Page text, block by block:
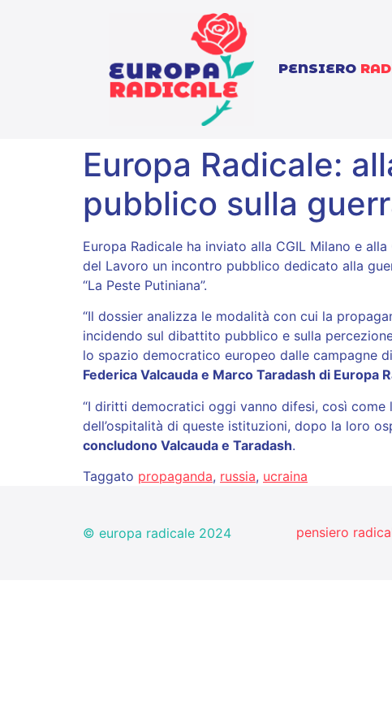
PENSIERO
Europa Radicale:
pubblico sulla
Europa Radicale ha inviato alla CGIL Milano e
del Lavoro un incontro pubblico dedicato alla
“La Peste Putiniana”.
“Il dossier analizza le modalità con cui la
incidendo sul dibattito pubblico e sulla
lo spazio democratico europeo dalle campagne
Federica Valcauda e Marco Taradash di Europa
“I diritti democratici oggi vanno difesi, così come
dell’ospitalità di queste istituzioni, dopo la loro
concludono Valcauda e Taradash.
Taggato propaganda, russia, ucraina
pensiero
© europa radicale 2024